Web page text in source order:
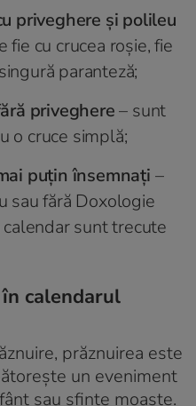
priveghere și polileu
fie cu crucea roșie, fie
paranteză;
priveghere– sunt
o cruce simplă;
puțin însemnați –
sau fără Doxologie
sunt trecute
calendarul
prăznuirea este
un eveniment
sau sfinte moaște.